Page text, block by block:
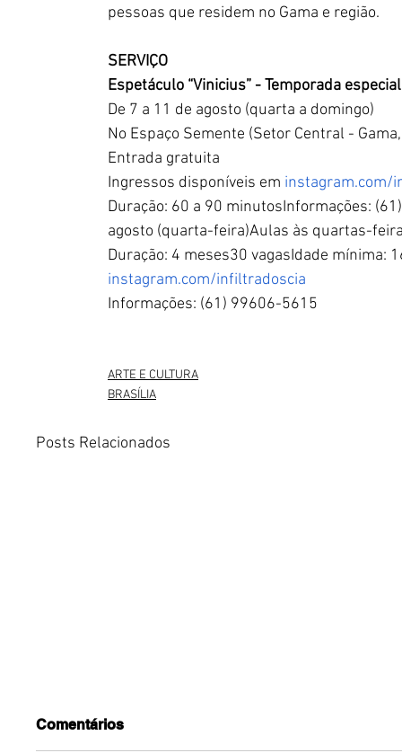
pessoas que residem no Gama e região.
SERVIÇO
Espetáculo “Vinicius” - Temporada
De 7 a 11 de agosto (quarta a domingo)
No Espaço Semente (Setor Central -
Entrada gratuita
Ingressos disponíveis em instagram.com/
Duração: 60 a 90 minutosInformações:
agosto (quarta-feira)Aulas às quartas-
Duração: 4 meses30 vagasIdade mínima:
instagram.com/infiltradoscia
Informações: (61) 99606-5615
ARTE E CULTURA
BRASÍLIA
Posts Relacionados
Comentários